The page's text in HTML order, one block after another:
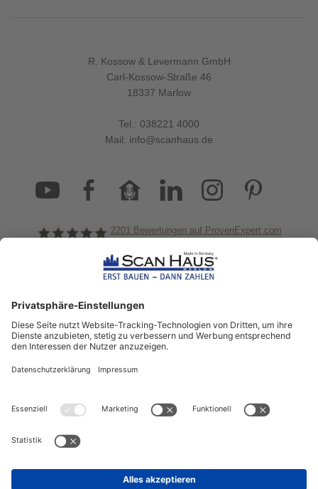
R. Kossow & Levermann GmbH
Carl-Kossow-Straße 46
18337 Marlow
Tel.: 038221 4000
Mail: info@scanhaus.de
ScanHaus Marlow
2201Bewertungen auf ProvenExpert.com
informiert!
Aktuelle News rund um ScanHaus &
das Thema Hausbau
Sofort informiert über neue Artikel
ZUM NEWSLETTER ANMELDEN